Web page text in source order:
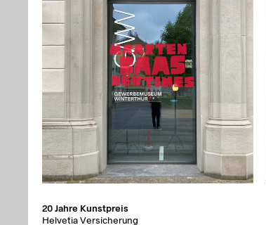
20 Jahre Kunstpreis
Helvetia Versicherung